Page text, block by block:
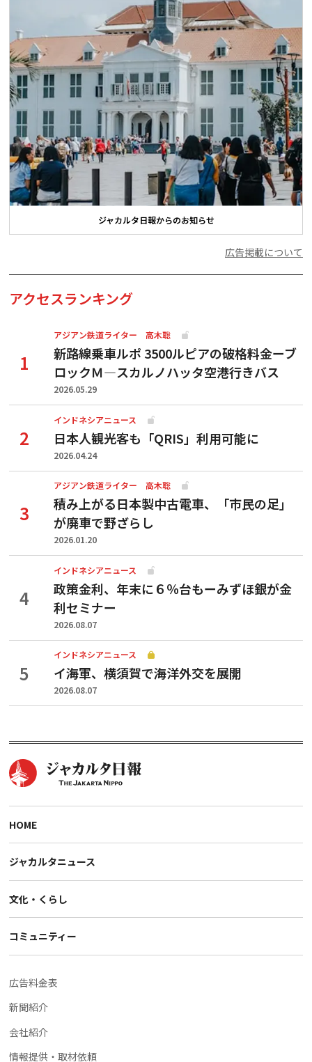
ジャカルタ日報からのお知らせ
広告掲載について
アクセスランキング
アジアン鉄道ライター 高木聡
新路線乗車ルポ 3500ルピアの破格料金ーブ
ロックＭ―スカルノハッタ空港行きバス
2026.05.29
インドネシアニュース
日本人観光客も「QRIS」利用可能に
2026.04.24
アジアン鉄道ライター 高木聡
積み上がる日本製中古電車、「市民の足」
が廃車で野ざらし
2026.01.20
インドネシアニュース
政策金利、年末に６％台もーみずほ銀が金
利セミナー
2026.08.07
インドネシアニュース
イ海軍、横須賀で海洋外交を展開
2026.08.07
HOME
ジャカルタニュース
文化・くらし
コミュニティー
広告料金表
新聞紹介
会社紹介
情報提供・取材依頼